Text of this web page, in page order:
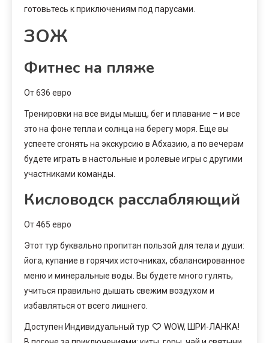
готовьтесь к приключениям под парусами.
ЗОЖ
Фитнес на пляже
От 636 евро
Тренировки на все виды мышц, бег и плавание – и все
это на фоне тепла и солнца на берегу моря. Еще вы
успеете сгонять на экскурсию в Абхазию, а по вечерам
будете играть в настольные и ролевые игры с другими
участниками команды.
Кисловодск расслабляющий
От 465 евро
Этот тур буквально пропитан пользой для тела и души:
йога, купание в горячих источниках, сбалансированное
меню и минеральные воды. Вы будете много гулять,
учиться правильно дышать свежим воздухом и
избавляться от всего лишнего.
Доступен Индивидуальный тур
WOW, ШРИ-ЛАНКА!